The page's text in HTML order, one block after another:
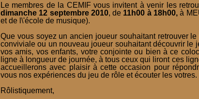
Le membres de la CEMIF vous invitent à venir les
dimanche 12 septembre 2010, de 11h00 à 18h00,à
et de l\'école de musique).
Que vous soyez un ancien joueur souhaitant retrouver
conviviale ou un nouveau joueur souhaitant découvrir le
vos amis, vos enfants, votre conjointe ou bien à ce
ligne à longueur de journée, à tous ceux qui liront ces
accueillerons avec plaisir à cette occasion pour
vous nos expériences du jeu de rôle et écouter les votres.
Rôlistiquement,